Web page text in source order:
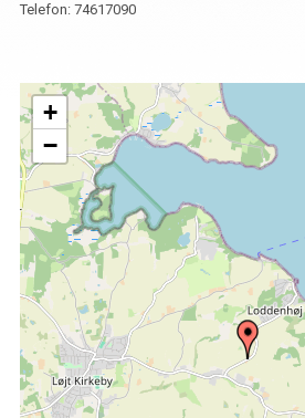
Telefon: 74617090
+
−